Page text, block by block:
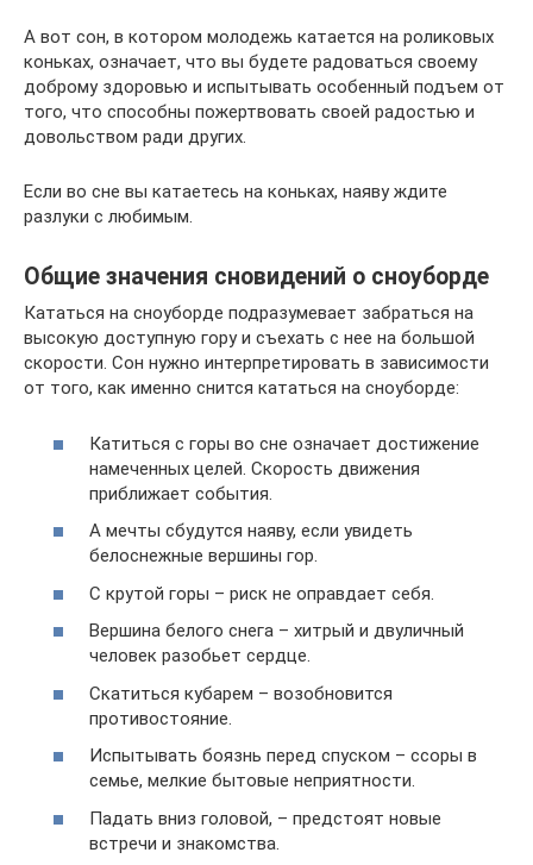
А вот сон, в котором молодежь катается на роликовых
коньках, означает, что вы будете радоваться своему
доброму здоровью и испытывать особенный подъем от
того, что способны пожертвовать своей радостью и
довольством ради других.
Если во сне вы катаетесь на коньках, наяву ждите
разлуки с любимым.
Общие значения сновидений о сноуборде
Кататься на сноуборде подразумевает забраться на
высокую доступную гору и съехать с нее на большой
скорости. Сон нужно интерпретировать в зависимости
от того, как именно снится кататься на сноуборде:
Катиться с горы во сне означает достижение
намеченных целей. Скорость движения
приближает события.
А мечты сбудутся наяву, если увидеть
белоснежные вершины гор.
С крутой горы – риск не оправдает себя.
Вершина белого снега – хитрый и двуличный
человек разобьет сердце.
Скатиться кубарем – возобновится
противостояние.
Испытывать боязнь перед спуском – ссоры в
семье, мелкие бытовые неприятности.
Падать вниз головой, – предстоят новые
встречи и знакомства.